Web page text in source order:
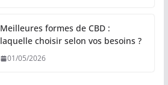
Meilleures formes de CBD :
laquelle choisir selon vos besoins ?
01/05/2026